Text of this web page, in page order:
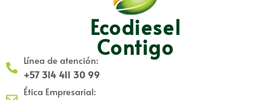
Ecodiesel
Contigo
Línea de atención:
+57 314 411 30 99
Ética Empresarial: